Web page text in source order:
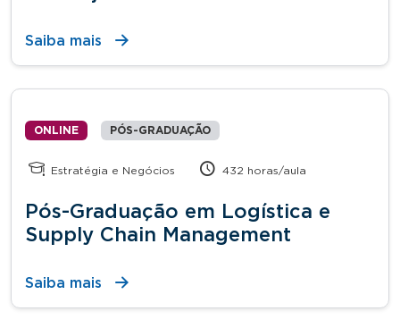
Saiba mais
ONLINE PÓS-GRADUAÇÃO
Estratégia e Negócios 432 horas/aula
Pós-Graduação em Logística e
Supply Chain Management
Saiba mais